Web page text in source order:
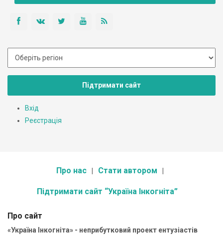
Підтримати сайт
Вхід
Реєстрація
Про нас Стати автором
Підтримати сайт “Україна Інкогніта”
Про сайт
«Україна Інкогніта» - неприбутковий проект ентузіастів